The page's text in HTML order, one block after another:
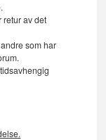
retur av det
som har